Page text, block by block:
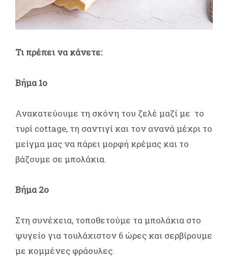
Τι πρέπει να κάνετε:
Βήμα 1ο
Ανακατεύουμε τη σκόνη του ζελέ μαζί με το
τυρί cottage, τη σαντιγί και τον ανανά μέχρι το
μείγμα μας να πάρει μορφή κρέμας και το
βάζουμε σε μπολάκια.
Βήμα 2ο
Στη συνέχεια, τοποθετούμε τα μπολάκια στο
ψυγείο για τουλάχιστον 6 ώρες και σερβίρουμε
με κομμένες φράουλες.